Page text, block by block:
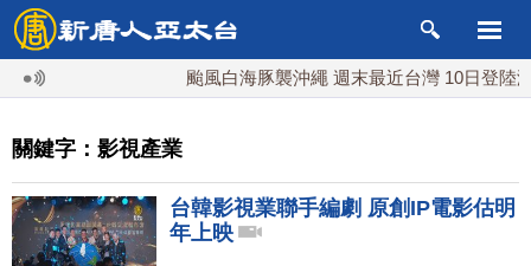
颱風白海豚襲沖繩 週末最近台灣 10日登陸浙江
關鍵字：影視產業
台韓影視業聯手編劇 原創IP電影估明
年上映